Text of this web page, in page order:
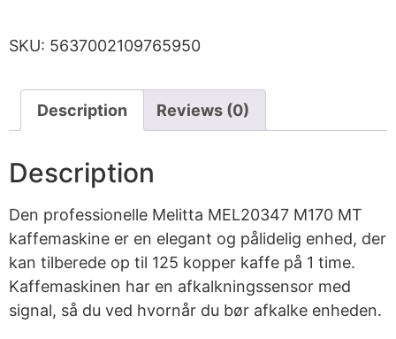
SKU: 5637002109765950
Description Reviews (0)
Description
Den professionelle Melitta MEL20347 M170 MT
kaffemaskine er en elegant og pålidelig enhed, der
kan tilberede op til 125 kopper kaffe på 1 time.
Kaffemaskinen har en afkalkningssensor med
signal, så du ved hvornår du bør afkalke enheden.